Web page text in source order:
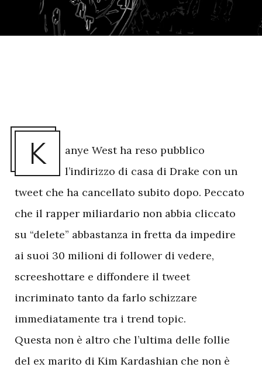
K
anye West ha reso pubblico
l’indirizzo di casa di Drake con un
tweet che ha cancellato subito dopo. Peccato
che il rapper miliardario non abbia cliccato
su “delete” abbastanza in fretta da impedire
ai suoi 30 milioni di follower di vedere,
screeshottare e diffondere il tweet
incriminato tanto da farlo schizzare
immediatamente tra i trend topic.
Questa non è altro che l’ultima delle follie
del ex marito di Kim Kardashian che non è